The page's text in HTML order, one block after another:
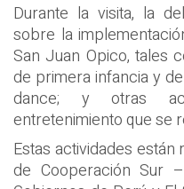
Durante la visita, la
sobre la
San Juan Opico, tales
de primera infancia y
dance; y otras
entretenimiento que se
Estas actividades
de Cooperación Sur